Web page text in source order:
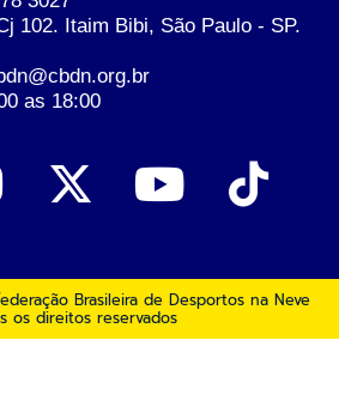
102. Itaim Bibi, São Paulo - SP.
as 18:00
Brasileira de Desportos na Neve
os direitos reservados